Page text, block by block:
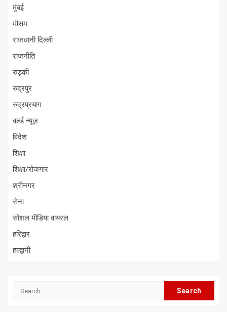
मुंबई
मौसम
राजधानी दिल्ली
राजनीति
रुड़की
रुद्रपुर
रुद्रप्रयाग
वर्ल्ड न्यूज़
विदेश
शिक्षा
शिक्षा/रोजगार
श्रीनगर
सेना
सोशल मीडिया वायरल
हरिद्वार
हल्द्वानी
Search